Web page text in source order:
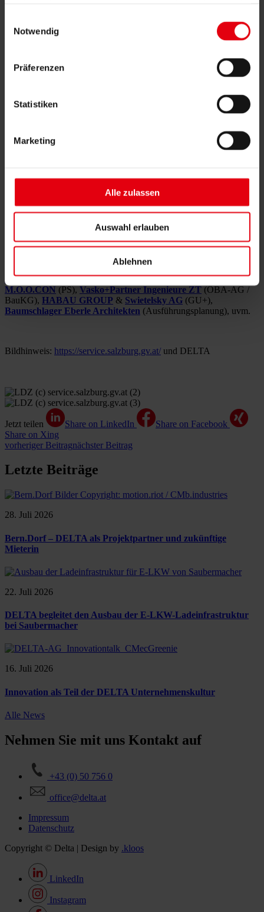
Notwendig
Präferenzen
Statistiken
Marketing
Alle zulassen
Auswahl erlauben
Ablehnen
Jahrhundertprojekts. Auf DELTA-Seite verantworten David Gucher
▪️ Rohbau und Innenausbau laufen parallel
klimaaktiv-Zertifizierung mit 900 Punkten
Bürgerservice
▪️ Die Firstfeier ist bereits für November 2025 geplant – ein
sichtbarer Meilenstein auf dem Weg zur Fertigstellung Ende 2026.
Ein herzliches Dankeschön an alle Projektbeteiligten für die
hervorragende Zusammenarbeit!
Land Salzburg(AG),𝗕𝘂𝗿𝘁𝘀𝗰𝗵𝗲𝗿-𝗗𝘂𝗿𝗶𝗴(GP-AG),
M.O.O.CON(PS),Vasko+Partner Ingenieure ZT(ÖBA-AG /
BauKG), HABAU GROUP & Swietelsky AG (GU+),
Baumschlager Eberle Architekten (Ausführungsplanung), uvm.
Bildhinweis: https://service.salzburg.gv.at/ und DELTA
Jetzt teilen Share on LinkedIn
Share on Facebook
Share on Xing
vorheriger Beitragnächster Beitrag
Letzte Beiträge
28. Juli 2026
Bern.Dorf – DELTA als Projektpartner und zukünftige
Mieterin
22. Juli 2026
DELTA begleitet den Ausbau der E-LKW-Ladeinfrastruktur
bei Saubermacher
16. Juli 2026
Innovation als Teil der DELTA Unternehmenskultur
Alle News
Nehmen Sie mit uns Kontakt auf
+43 (0) 50 756 0
office@delta.at
Impressum
Datenschutz
Copyright © Delta | Design by .kloos
LinkedIn
Instagram